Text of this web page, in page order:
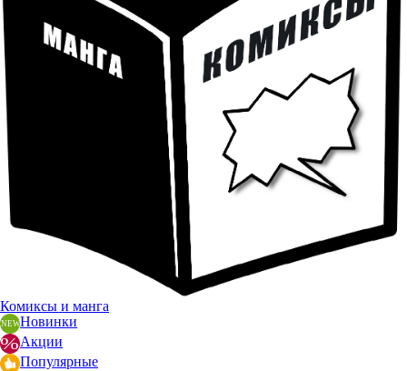
Комиксы и манга
Новинки
Акции
Популярные